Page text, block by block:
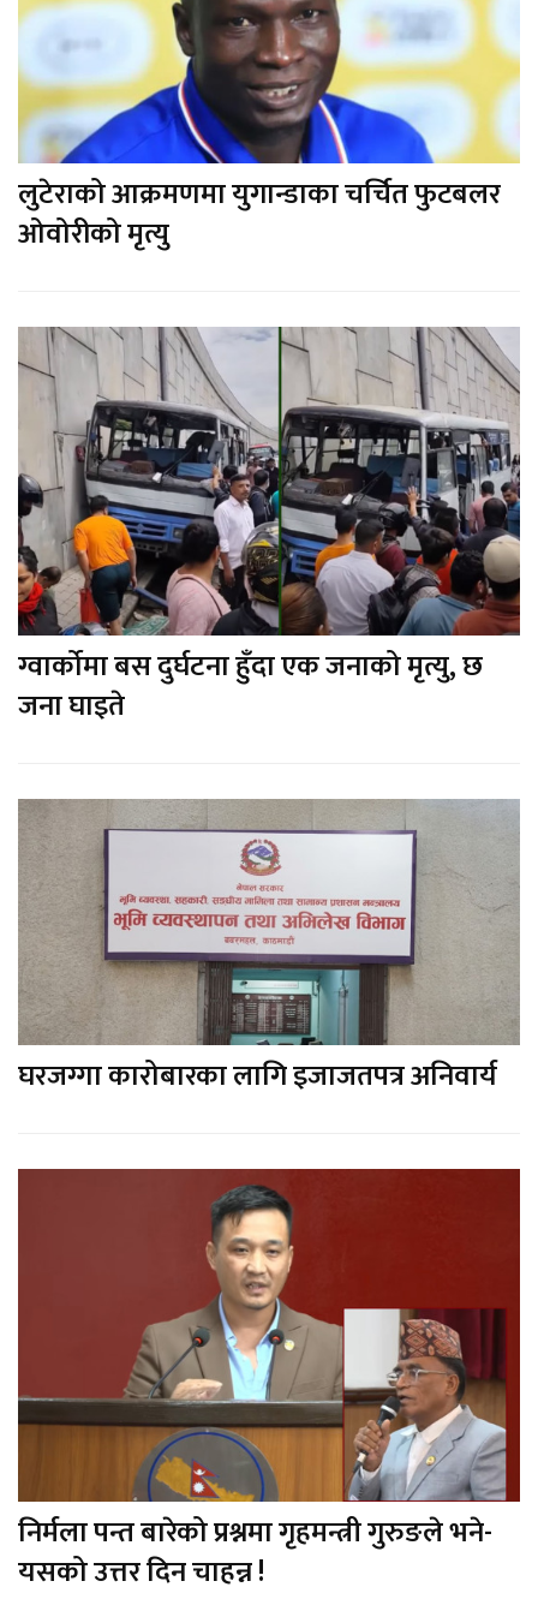
लुटेराको आक्रमणमा युगान्डाका चर्चित फुटबलर
ओवोरीको मृत्यु
ग्वार्कोमा बस दुर्घटना हुँदा एक जनाको मृत्यु, छ
जना घाइते
घरजग्गा कारोबारका लागि इजाजतपत्र अनिवार्य
निर्मला पन्त बारेको प्रश्नमा गृहमन्त्री गुरुङले भने-
यसको उत्तर दिन चाहन्न !